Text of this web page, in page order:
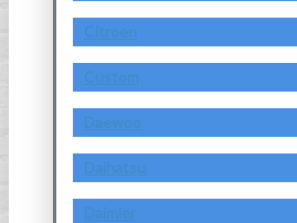
Citroen
Custom
Daewoo
Daihatsu
Daimler